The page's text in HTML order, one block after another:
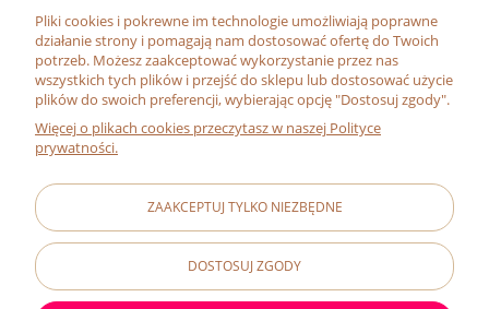
O FIRMIE
O NAS
MISJA
RELACJE INWESTORSKIE
#ZMIENIAJZBIOGO
FRANCHISING
Pliki cookies i pokrewne im technologie umożliwiają poprawne
działanie strony i pomagają nam dostosować ofertę do Twoich
potrzeb. Możesz zaakceptować wykorzystanie przez nas
wszystkich tych plików i przejść do sklepu lub dostosować użycie
plików do swoich preferencji, wybierając opcję "Dostosuj zgody".
Więcej o plikach cookies przeczytasz w naszej Polityce
prywatności.
ZAAKCEPTUJ TYLKO NIEZBĘDNE
DOSTOSUJ ZGODY